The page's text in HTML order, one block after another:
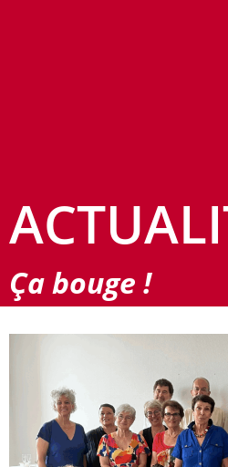
Ça bouge !